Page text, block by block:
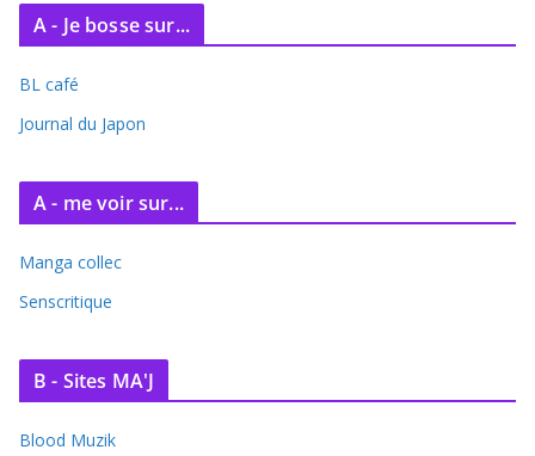
v
e
A - Je bosse sur...
BL café
Journal du Japon
A - me voir sur...
Manga collec
Senscritique
B - Sites MA'J
Blood Muzik